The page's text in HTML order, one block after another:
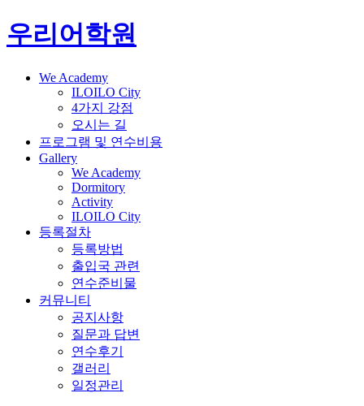
우리어학원
We Academy
ILOILO City
4가지 강점
오시는 길
프로그램 및 연수비용
Gallery
We Academy
Dormitory
Activity
ILOILO City
등록절차
등록방법
출입국 관련
연수준비물
커뮤니티
공지사항
질문과 답변
연수후기
갤러리
일정관리